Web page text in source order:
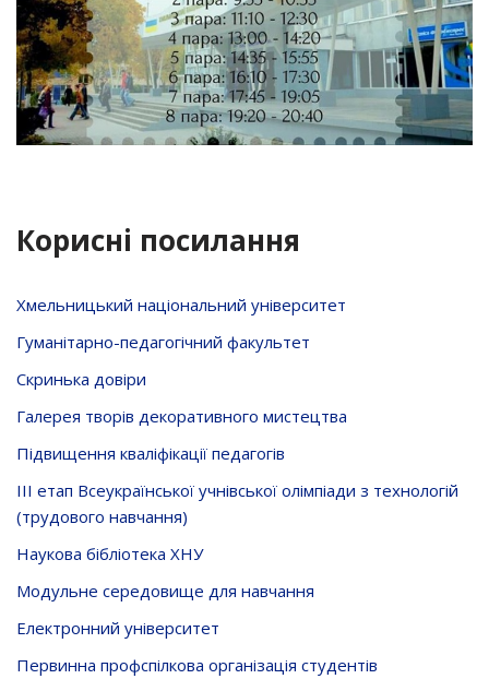
Корисні посилання
Хмельницький національний університет
Гуманітарно-педагогічний факультет
Скринька довiри
Галерея творів декоративного мистецтва
Підвищення кваліфікації педагогів
ІІІ етап Всеукраїнської учнівської олімпіади з технологій
(трудового навчання)
Наукова бібліотека ХНУ
Модульне середовище для навчання
Електронний університет
Первинна профспілкова організація студентів